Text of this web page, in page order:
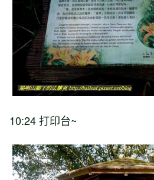
10:24打印台~